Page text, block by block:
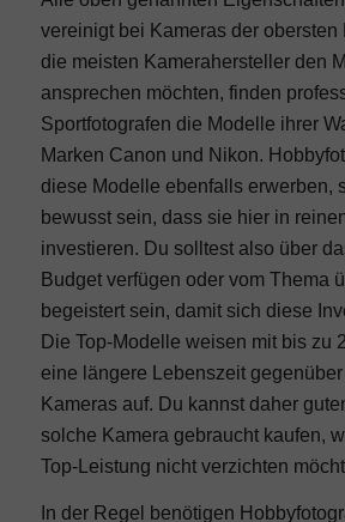
vereinigt bei Kameras der obersten
die meisten Kamerahersteller den
ansprechen möchten, finden
Sportfotografen die Modelle ihrer
Marken Canon und Nikon.
diese Modelle ebenfalls erwerben,
bewusst sein, dass sie hier in
investieren. Du solltest also über
Budget verfügen oder vom Thema
begeistert sein, damit sich diese
Die Top-Modelle weisen mit bis zu
eine längere Lebenszeit
Kameras auf. Du kannst daher
solche Kamera gebraucht kaufen,
Top-Leistung nicht verzichten
In der Regel benötigen